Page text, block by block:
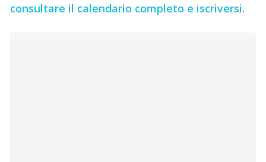
consultare il calendario completo e iscriversi.